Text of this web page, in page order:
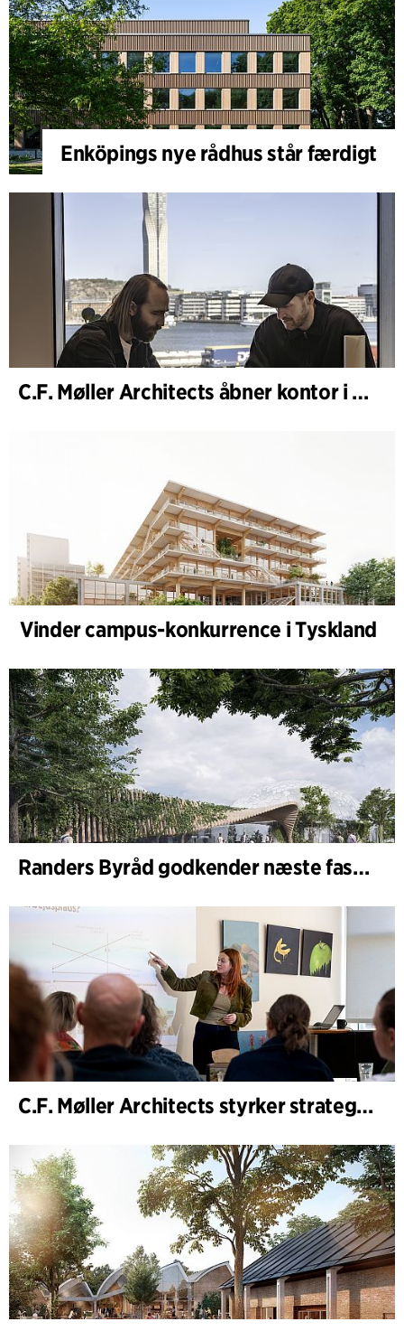
Enköpings nye rådhus står færdigt
C.F. Møller Architects åbner kontor i Göteborg
Vinder campus-konkurrence i Tyskland
Randers Byråd godkender næste fase af udvidelsen af Randers Regnskov
C.F. Møller Architects styrker strategisk rådgivning i de tidlige faser